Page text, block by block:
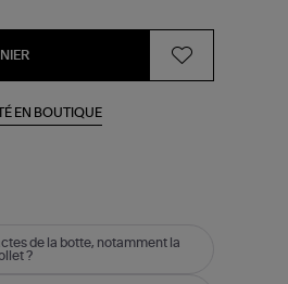
EN BOUTIQUE
de la botte, notamment la
?